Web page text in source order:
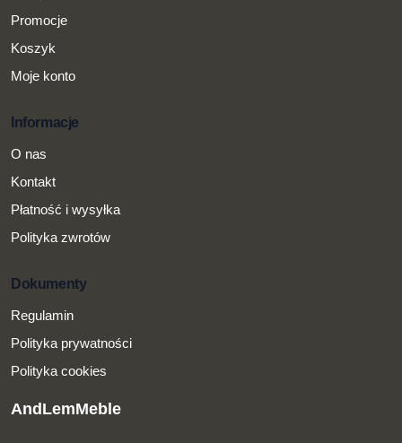
Promocje
Koszyk
Moje konto
Informacje
O nas
Kontakt
Płatność i wysyłka
Polityka zwrotów
Dokumenty
Regulamin
Polityka prywatności
Polityka cookies
AndLemMeble